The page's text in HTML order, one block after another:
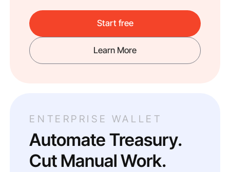
Start free
Learn More
ENTERPRISE WALLET
Automate Treasury.
Cut Manual Work.